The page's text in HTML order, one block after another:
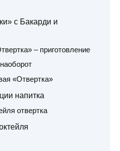
с Бакарди и
– приготовление
«Отвертка»
напитка
отвертка